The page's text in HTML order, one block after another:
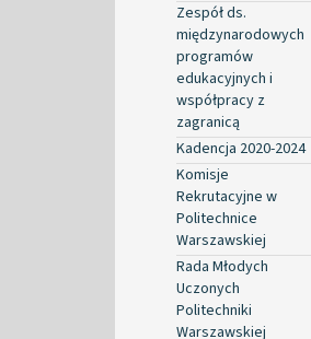
Zespół ds.
międzynarodowych
programów
edukacyjnych i
współpracy z
zagranicą
Kadencja 2020-2024
Komisje
Rekrutacyjne w
Politechnice
Warszawskiej
Rada Młodych
Uczonych
Politechniki
Warszawskiej